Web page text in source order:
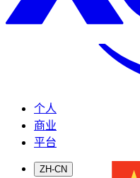
个人
商业
平台
ZH-CN